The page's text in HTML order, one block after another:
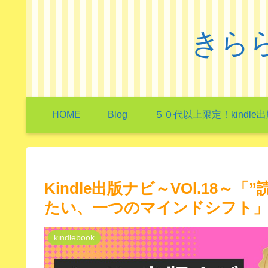
きら
HOME Blog ５０代以上限定！kindle
Kindle出版ナビ～VOl.18～「”
たい、一つのマインドシフト
kindlebook